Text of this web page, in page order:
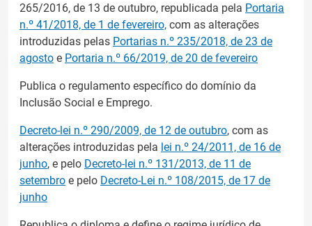
265/2016, de 13 de outubro, republicada pela Portaria
n.º 41/2018, de 1 de fevereiro, com as alterações
introduzidas pelas Portarias n.º 235/2018, de 23 de
agosto e Portaria n.º 66/2019, de 20 de fevereiro
Publica o regulamento específico do domínio da
Inclusão Social e Emprego.
Decreto-lei n.º 290/2009, de 12 de outubro, com as
alterações introduzidas pela lei n.º 24/2011, de 16 de
junho, e pelo Decreto-lei n.º 131/2013, de 11 de
setembro e pelo Decreto-Lei n.º 108/2015, de 17 de
junho